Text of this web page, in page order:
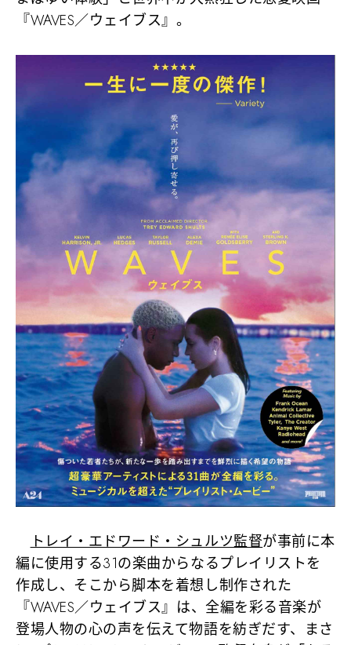
『WAVES／ウェイブス』。
トレイ・エドワード・シュルツ監督が事前に本
編に使用する31の楽曲からなるプレイリストを
作成し、そこから脚本を着想し制作された
『WAVES／ウェイブス』は、全編を彩る音楽が
登場人物の心の声を伝えて物語を紡ぎだす、まさ